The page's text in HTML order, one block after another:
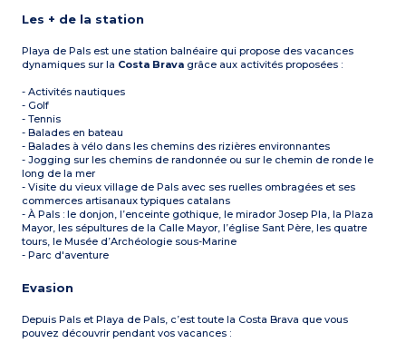
Les + de la station
Playa de Pals est une station balnéaire qui propose des vacances
dynamiques sur la Costa Brava grâce aux activités proposées :
- Activités nautiques
- Golf
- Tennis
- Balades en bateau
- Balades à vélo dans les chemins des rizières environnantes
- Jogging sur les chemins de randonnée ou sur le chemin de ronde le
long de la mer
- Visite du vieux village de Pals avec ses ruelles ombragées et ses
commerces artisanaux typiques catalans
- À Pals : le donjon, l’enceinte gothique, le mirador Josep Pla, la Plaza
Mayor, les sépultures de la Calle Mayor, l’église Sant Père, les quatre
tours, le Musée d’Archéologie sous-Marine
- Parc d'aventure
Evasion
Depuis Pals et Playa de Pals, c’est toute la Costa Brava que vous
pouvez découvrir pendant vos vacances :